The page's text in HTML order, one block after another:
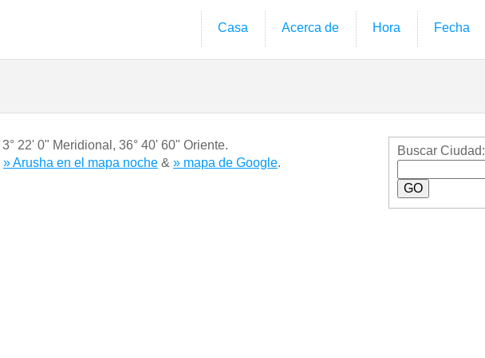
Casa Acerca de Hora Fecha
3° 22' 0" Meridional , 36° 40' 60" Oriente.
» Arusha en el mapa noche & » mapa de Google.
Buscar Ciudad: